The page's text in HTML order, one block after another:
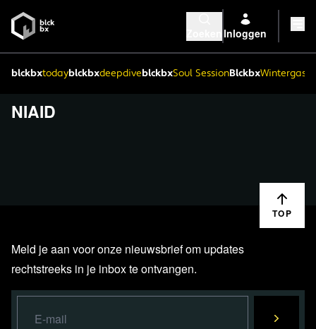
Inloggen
blckbxtodayblckbxdeepdiveblckbxSoul SessionBlckbx
NIAID
TOP
Meld je aan voor onze nieuwsbrief om updates
rechtstreeks in je inbox te ontvangen.